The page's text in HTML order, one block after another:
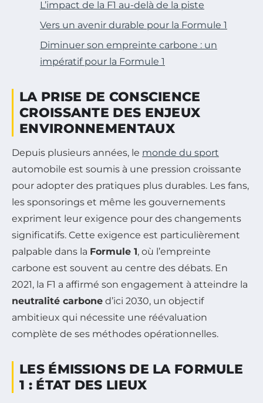
L’impact de la F1 au-delà de la piste
Vers un avenir durable pour la Formule 1
Diminuer son empreinte carbone : un
impératif pour la Formule 1
LA PRISE DE CONSCIENCE
CROISSANTE DES ENJEUX
ENVIRONNEMENTAUX
Depuis plusieurs années, le monde du sport
automobile est soumis à une pression croissante
pour adopter des pratiques plus durables. Les fans,
les sponsorings et même les gouvernements
expriment leur exigence pour des changements
significatifs. Cette exigence est particulièrement
palpable dans la Formule 1, où l’empreinte
carbone est souvent au centre des débats. En
2021, la F1 a affirmé son engagement à atteindre la
neutralité carbone d’ici 2030, un objectif
ambitieux qui nécessite une réévaluation
complète de ses méthodes opérationnelles.
LES ÉMISSIONS DE LA FORMULE
1 : ÉTAT DES LIEUX